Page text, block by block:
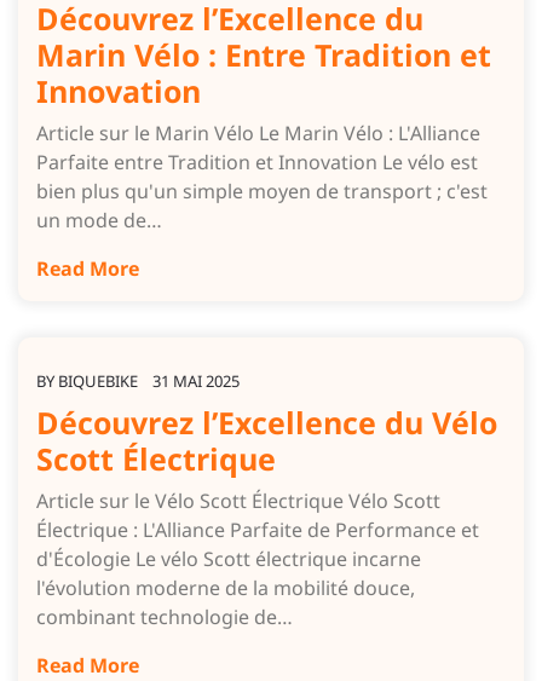
Découvrez l’Excellence du
Marin Vélo : Entre Tradition et
Innovation
Article sur le Marin Vélo Le Marin Vélo : L'Alliance
Parfaite entre Tradition et Innovation Le vélo est
bien plus qu'un simple moyen de transport ; c'est
un mode de…
Read More
BY BIQUEBIKE 31 MAI 2025
Découvrez l’Excellence du Vélo
Scott Électrique
Article sur le Vélo Scott Électrique Vélo Scott
Électrique : L'Alliance Parfaite de Performance et
d'Écologie Le vélo Scott électrique incarne
l'évolution moderne de la mobilité douce,
combinant technologie de…
Read More